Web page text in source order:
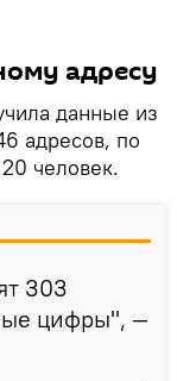
адресу
данные из
адресов, по
человек.
303
цифры", —